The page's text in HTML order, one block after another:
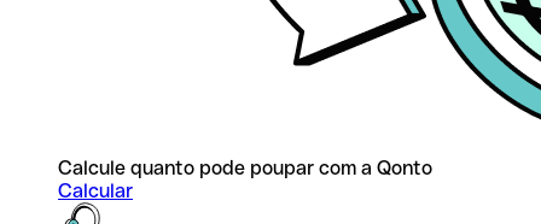
Calcule quanto pode poupar com a Qonto
Calcular